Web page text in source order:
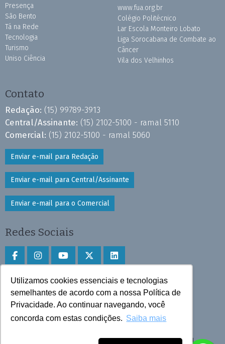
Utilizamos cookies essenciais e tecnologias
semelhantes de acordo com a nossa Política de
Privacidade. Ao continuar navegando, você
concorda com estas condições. Saiba mais
Presença
São Bento
Tá na Rede
Tecnologia
Turismo
Uniso Ciência
www.fua.org.br
Colégio Politécnico
Lar Escola Monteiro Lobato
Liga Sorocabana de Combate ao
Câncer
Vila dos Velhinhos
Contato
Redação: (15) 99789-3913
Central/Assinante: (15) 2102-5100 - ramal 5110
Comercial: (15) 2102-5100 - ramal 5060
Enviar e-mail para Redação
Enviar e-mail para Central/Assinante
Enviar e-mail para o Comercial
Redes Sociais
Faça download do aplicativo
Play Store e App Store
Todos os direitos reservados © 2025 Cruzeiro do Sul